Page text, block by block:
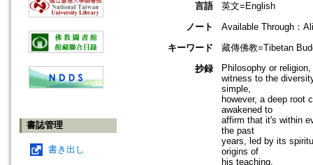
書誌管理
書き出し
言語
英文=English
ノート
Available Through：
キーワード
藏傳佛教=Tibetan
抄録
Philosophy or
witness to the
simple,
however, a deep root
awakened to
affirm that it's within
the past
years, led by its
origins of
his teaching.